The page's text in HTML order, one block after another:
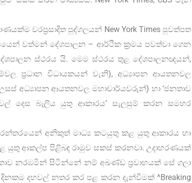
වරප්‍රසාදිත පුද්ගලයන් New York Times පුවත්පත
වත්මන් දේශපාලන – ආර්ථික ක‍්‍රමය පවත්වා ගෙන
ස්ථරය යි. මෙම ස්ථරය තුළ දේශපාලනඥයන්,
ප්‍රධාන විධායකයන් වැනි), අධ්‍යාපන ආයතනවල
අධ්‍යාපන ආයතනවල මහාචාර්යවරුන්) හා ‘ජනතාව
දෙස බැලිය යුතු ආකාරය’ සැලසුම් කරන සමහර
අනිකුත් මාධ්‍ය කටයුතු කළ යුතු ආකාරය හා
යුතු ආකල්ප පිළිබඳ රාමුව සකස් කරනවා. උදාහරණයක්
නරඹමින් සිටින්නේ නම් අඛණ්ඩ ප්‍රවාහයක් සේ ගලා
දහවල් නතර කර පළ කරන දැන්වීමක් ^Breaking